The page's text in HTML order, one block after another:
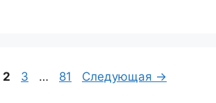
Страница
2 Страница
3 … Страница
81 Следующая →